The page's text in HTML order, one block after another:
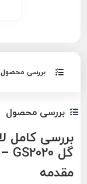
بررسی محصول
بررسی محصول
گل GS2020 – ویژگی‌ها، مزایا و قیمت
مقدمه